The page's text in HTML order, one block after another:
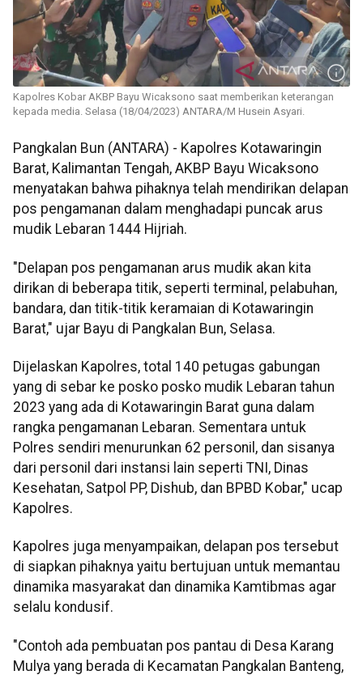
Kapolres Kobar AKBP Bayu Wicaksono saat memberikan keterangan
kepada media. Selasa (18/04/2023) ANTARA/M Husein Asyari.
Pangkalan Bun (ANTARA) - Kapolres Kotawaringin
Barat, Kalimantan Tengah, AKBP Bayu Wicaksono
menyatakan bahwa pihaknya telah mendirikan delapan
pos pengamanan dalam menghadapi puncak arus
mudik Lebaran 1444 Hijriah.
"Delapan pos pengamanan arus mudik akan kita
dirikan di beberapa titik, seperti terminal, pelabuhan,
bandara, dan titik-titik keramaian di Kotawaringin
Barat," ujar Bayu di Pangkalan Bun, Selasa.
Dijelaskan Kapolres, total 140 petugas gabungan
yang di sebar ke posko posko mudik Lebaran tahun
2023 yang ada di Kotawaringin Barat guna dalam
rangka pengamanan Lebaran. Sementara untuk
Polres sendiri menurunkan 62 personil, dan sisanya
dari personil dari instansi lain seperti TNI, Dinas
Kesehatan, Satpol PP, Dishub, dan BPBD Kobar," ucap
Kapolres.
Kapolres juga menyampaikan, delapan pos tersebut
di siapkan pihaknya yaitu bertujuan untuk memantau
dinamika masyarakat dan dinamika Kamtibmas agar
selalu kondusif.
"Contoh ada pembuatan pos pantau di Desa Karang
Mulya yang berada di Kecamatan Pangkalan Banteng,